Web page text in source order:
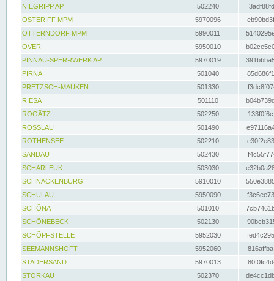
NIEGRIPP AP
502240
OSTERIFF MPM
5970096
OTTERNDORF MPM
5990011
OVER
5950010
PINNAU-SPERRWERK AP
5970019
PIRNA
501040
PRETZSCH-MAUKEN
501330
RIESA
501110
ROGÄTZ
502250
ROSSLAU
501490
ROTHENSEE
502210
SANDAU
502430
SCHARLEUK
503030
SCHNACKENBURG
5910010
SCHULAU
5950090
SCHÖNA
501010
SCHÖNEBECK
502130
SCHÖPFSTELLE
5952030
SEEMANNSHÖFT
5952060
STADERSAND
5970013
STORKAU
502370